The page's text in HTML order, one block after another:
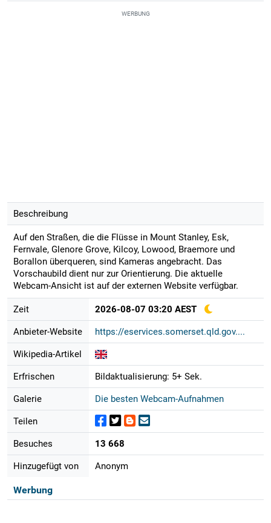
WERBUNG
Beschreibung
Auf den Straßen, die die Flüsse in Mount Stanley, Esk,
Fernvale, Glenore Grove, Kilcoy, Lowood, Braemore und
Borallon überqueren, sind Kameras angebracht. Das
Vorschaubild dient nur zur Orientierung. Die aktuelle
Webcam-Ansicht ist auf der externen Website verfügbar.
Zeit 2026-08-07 03:20 AEST
Anbieter-Website https://eservices.somerset.qld.gov....
Wikipedia-Artikel
Erfrischen Bildaktualisierung: 5+ Sek.
Galerie Die besten Webcam-Aufnahmen
Teilen
Besuches 13 668
Hinzugefügt von Anonym
Werbung